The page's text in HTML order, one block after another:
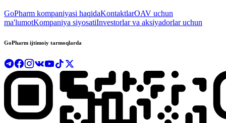
GoPharm kompaniyasi haqidaKontaktlarOAV uchun
ma'lumotKompaniya siyosatiInvestorlar va aksiyadorlar uchun
GoPharm ijtimoiy tarmoqlarda